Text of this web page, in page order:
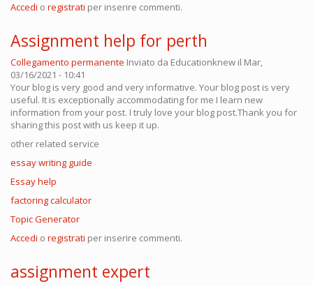
Accedi o registrati per inserire commenti.
Assignment help for perth
Collegamento permanente Inviato da Educationknew il Mar,
03/16/2021 - 10:41
Your blog is very good and very informative. Your blog post is very
useful. It is exceptionally accommodating for me I learn new
information from your post. I truly love your blog post.Thank you for
sharing this post with us keep it up.
other related service
essay writing guide
Essay help
factoring calculator
Topic Generator
Accedi o registrati per inserire commenti.
assignment expert